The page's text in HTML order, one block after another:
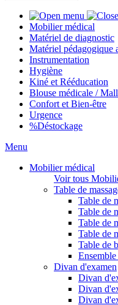
Mobilier médical
Matériel de diagnostic
Matériel pédagogique
Instrumentation
Hygiène
Kiné et Rééducation
Blouse médicale /
Confort et Bien-être
Urgence
%Déstockage
Menu
Mobilier médical
Voir tous
Table de
Table de
Table de
Table de
Table de
Table de
Divan d'examen
Divan
Divan
Divan